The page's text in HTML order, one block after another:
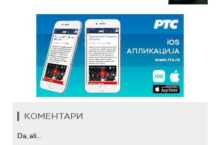
КОМЕНТАРИ
Da, ali...